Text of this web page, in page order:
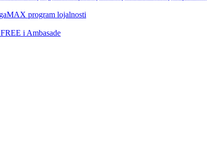
program lojalnosti
i Ambasade